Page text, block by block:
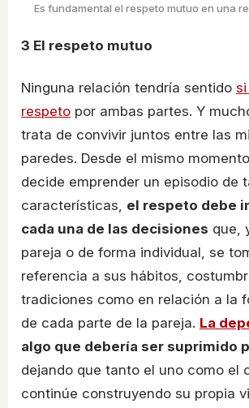
Es fundamental el respeto mutuo en una
3 El respeto mutuo
Ninguna relación tendría sentido
respeto por ambas partes. Y
trata de convivir juntos entre las
paredes. Desde el mismo
decide emprender un episodio de
características, el respeto debe
cada una de las decisiones que,
pareja o de forma individual, se
referencia a sus hábitos,
tradiciones como en relación a la
de cada parte de la pareja. La
algo que debería ser suprimido
dejando que tanto el uno como el
continúe construyendo su propia